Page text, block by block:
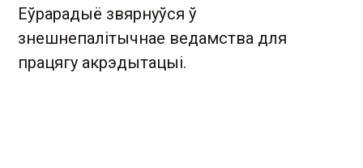
Еўрарадыё звярнуўся ў
знешнепалітычнае ведамства для
працягу акрэдытацыі.